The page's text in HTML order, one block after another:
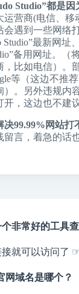
Studio”都是因
运营商(电信、移
会遇到一些网络
Studio”最新网址
备用网址。（
，比如电信）。
等（这边不推
）。另外违规内
，这边也不建
决99.99%网站打
留言，着急的话
非常好的工具
就可以访问了 ☞
网域名是哪个？